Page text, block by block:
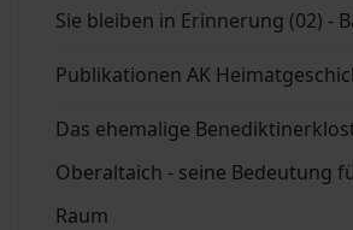
Sie bleiben in Erinnerung (02) -
Publikationen AK
Das ehemalige
Oberaltaich - seine Bedeutung
Raum